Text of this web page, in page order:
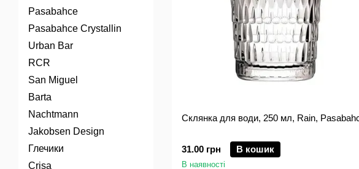
Склянка для води, 250 мл, Rain,
31.00 грн В кошик
В наявності
Pasabahce
Pasabahce Crystallin
Urban Bar
RCR
San Miguel
Barta
Nachtmann
Jakobsen Design
Глечики
Crisa